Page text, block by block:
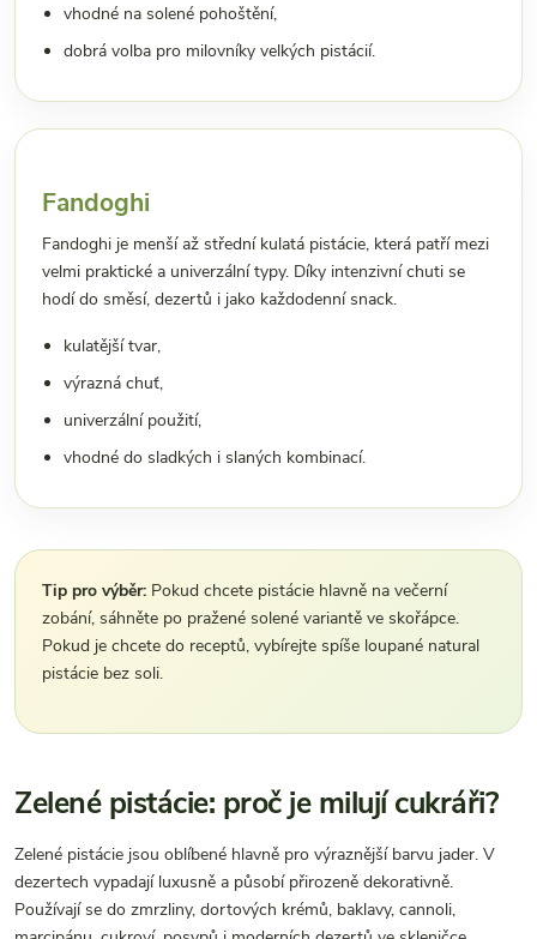
vhodné na solené pohoštění,
dobrá volba pro milovníky velkých pistácií.
Fandoghi
Fandoghi je menší až střední kulatá pistácie, která patří mezi
velmi praktické a univerzální typy. Díky intenzivní chuti se
hodí do směsí, dezertů i jako každodenní snack.
kulatější tvar,
výrazná chuť,
univerzální použití,
vhodné do sladkých i slaných kombinací.
Tip pro výběr: Pokud chcete pistácie hlavně na večerní
zobání, sáhněte po pražené solené variantě ve skořápce.
Pokud je chcete do receptů, vybírejte spíše loupané natural
pistácie bez soli.
Zelené pistácie: proč je milují cukráři?
Zelené pistácie jsou oblíbené hlavně pro výraznější barvu jader. V
dezertech vypadají luxusně a působí přirozeně dekorativně.
Používají se do zmrzliny, dortových krémů, baklavy, cannoli,